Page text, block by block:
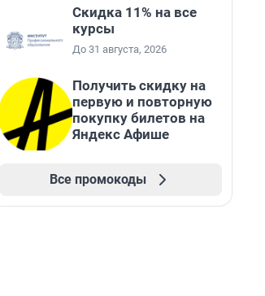
Скидка 11% на все
курсы
До 31 августа, 2026
Получить скидку на
первую и повторную
покупку билетов на
Яндекс Афише
Все промокоды